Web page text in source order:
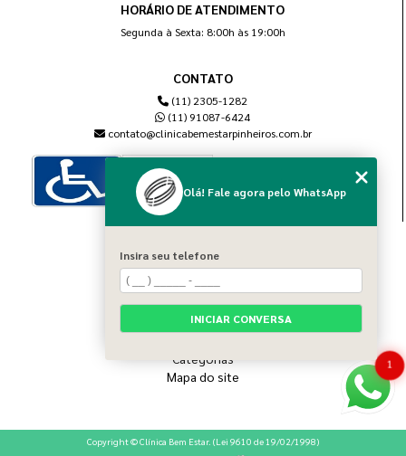
HORÁRIO DE ATENDIMENTO
Segunda à Sexta: 8:00h às 19:00h
CONTATO
(11) 2305-1282
(11) 91087-6424
contato@clinicabemestarpinheiros.com.br
Home
Sobre nós
Blog
Serviços
Categorias
Mapa do site
Copyright © Clínica Bem Estar. (Lei 9610 de 19/02/1998)
1
Olá! Fale agora pelo WhatsApp
Insira seu telefone
INICIAR CONVERSA